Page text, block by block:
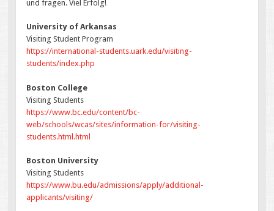
und fragen. Viel Erfolg!
University of Arkansas
Visiting Student Program
https://international-students.uark.edu/visiting-
students/index.php
Boston College
Visiting Students
https://www.bc.edu/content/bc-
web/schools/wcas/sites/information-for/visiting-
students.html.html
Boston University
Visiting Students
https://www.bu.edu/admissions/apply/additional-
applicants/visiting/